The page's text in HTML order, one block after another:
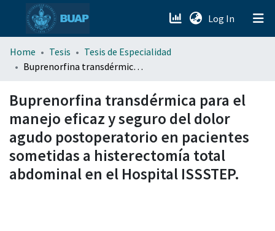
Log In (current)
menu.section.about_menu
Home Tesis
Tesis de Especialidad
Buprenorfina transdérmica para el manejo eficaz y seguro del dolor agudo postoperatorio en pacientes sometidas a histerectomía total abdominal en el Hospital ISSSTEP.
Buprenorfina transdérmica para el
manejo eficaz y seguro del dolor
agudo postoperatorio en pacientes
sometidas a histerectomía total
abdominal en el Hospital ISSSTEP.